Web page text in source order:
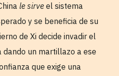
le sirve el sistema
y se beneficia de su
de Xi decide invadir el
un martillazo a ese
que exige una